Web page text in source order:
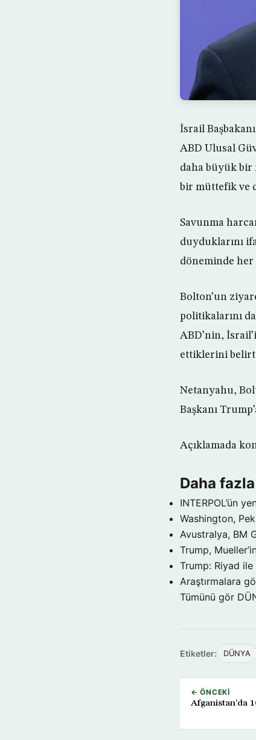
İsrail
ABD Ulusal
daha büyük bir
bir müttefik ve
Savunma
duyduklarını
döneminde
Bolton’un
politikalarını
ABD’nin,
ettiklerini
Netanyahu,
Başkanı
Açıklamada
Daha
INTERPOL’ün
Washington,
Avustralya, BM
Trump,
Trump: Riyad
Araştırmalara
Tümünü gör
Etiketler: DÜNYA
← ÖNCEKI
Afganistan’da